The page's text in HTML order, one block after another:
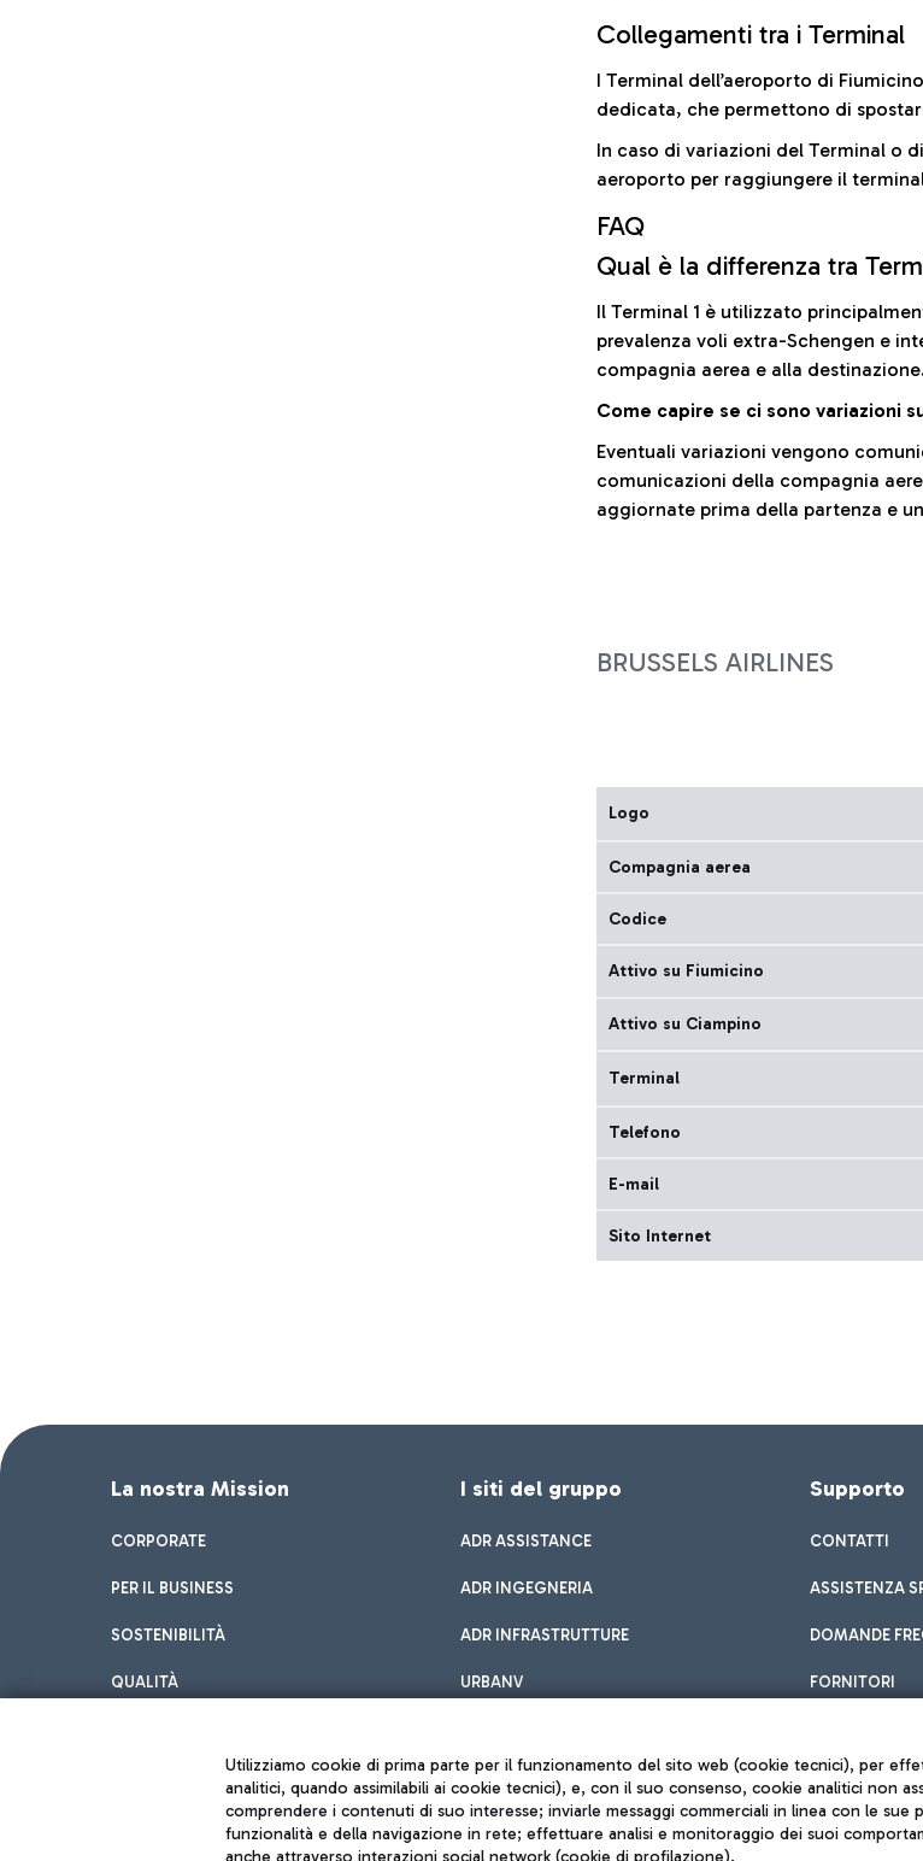
Collegamenti tra i Terminal
I Terminal dell’aeroporto di
dedicata, che permettono di
In caso di variazioni del Terminal o
aeroporto per raggiungere il
FAQ
Qual è la differenza tra
Il Terminal 1 è utilizzato
prevalenza voli extra-Schengen e
compagnia aerea e alla
Come capire se ci sono variazioni
Eventuali variazioni vengono
comunicazioni della compagnia
aggiornate prima della partenza e
BRUSSELS AIRLINES
Logo
Compagnia aerea
Codice
Attivo su Fiumicino
Attivo su Ciampino
Terminal
Telefono
E-mail
Sito Internet
La nostra Mission
CORPORATE
PER IL BUSINESS
SOSTENIBILITÀ
QUALITÀ
I siti del gruppo
ADR ASSISTANCE
ADR INGEGNERIA
ADR INFRASTRUTTURE
URBANV
Supporto
CONTATTI
ASSISTENZA
DOMANDE
FORNITORI
Utilizziamo cookie di prima parte per il funzionamento del sito web (cookie tecnici), per
analitici, quando assimilabili ai cookie tecnici), e, con il suo consenso, cookie analitici non
comprendere i contenuti di suo interesse; inviarle messaggi commerciali in linea con le
funzionalità e della navigazione in rete; effettuare analisi e monitoraggio dei suoi
anche attraverso interazioni social network (cookie di profilazione).